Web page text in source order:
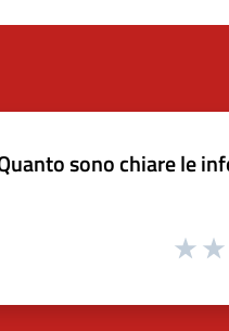
sono chiare le